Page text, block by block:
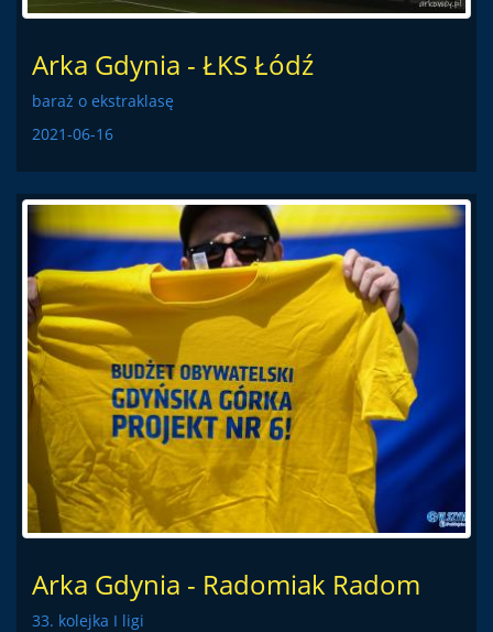
Arka Gdynia - ŁKS Łódź
baraż o ekstraklasę
2021-06-16
Arka Gdynia - Radomiak Radom
33. kolejka I ligi